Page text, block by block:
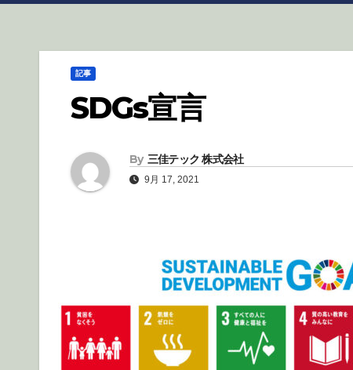
記事
SDGs宣言
By 三佳テック 株式会社
9月 17, 2021